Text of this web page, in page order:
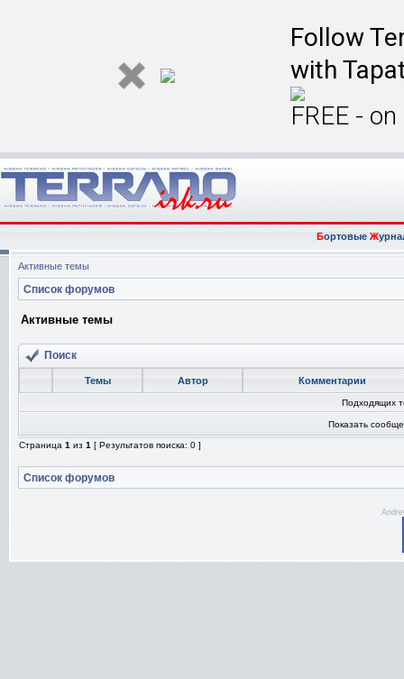
Follow
with
FREE -
БортовыеЖ
Активные темы
Список форумов
Активные темы
Поиск
Темы Автор Комментарии
Подходящих
Показать
Страница 1 из 1 [ Результатов поиска: 0 ]
Список форумов